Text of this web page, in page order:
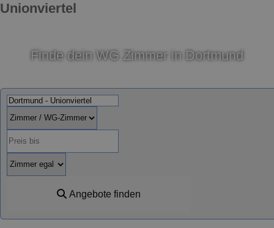
Unionviertel
Finde dein WG Zimmer in Dortmund
Angebote finden